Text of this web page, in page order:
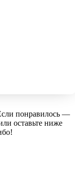
понравилось —
оставьте ниже